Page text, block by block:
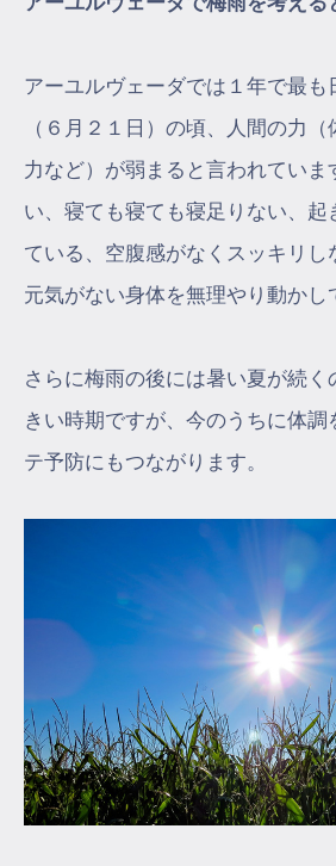
アーユルヴェーダでは１年で最も
（６月２１日）の頃、人間の力
力など）が弱まると言われていま
い、寝ても寝ても寝足りない、起
ている、空腹感がなくスッキリし
元気がない身体を無理やり動かし
さらに梅雨の後には暑い夏が続く
きい時期ですが、今のうちに体
テ予防にもつながります。